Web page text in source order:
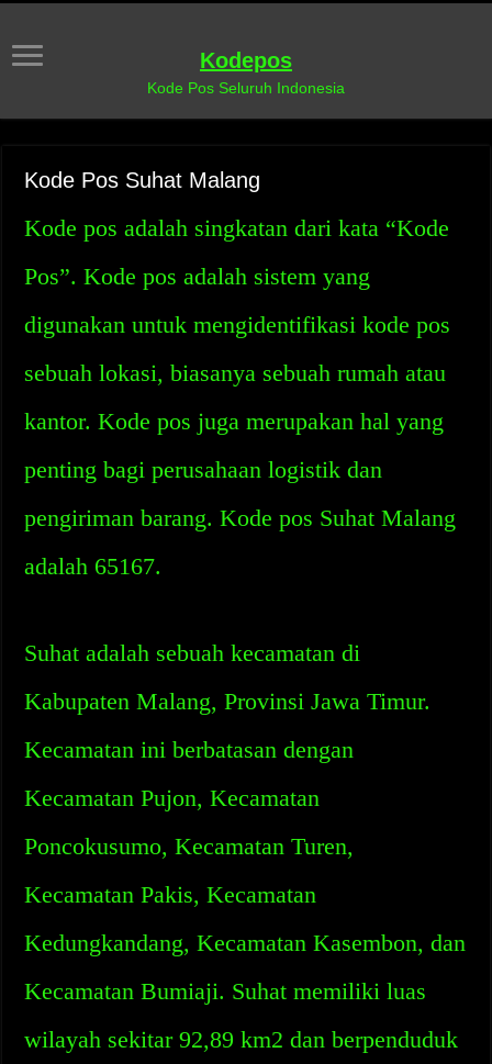
Kodepos
Kode Pos Seluruh Indonesia
Kode Pos Suhat Malang
Kode pos adalah singkatan dari kata “Kode
Pos”. Kode pos adalah sistem yang
digunakan untuk mengidentifikasi kode pos
sebuah lokasi, biasanya sebuah rumah atau
kantor. Kode pos juga merupakan hal yang
penting bagi perusahaan logistik dan
pengiriman barang. Kode pos Suhat Malang
adalah 65167.
Suhat adalah sebuah kecamatan di
Kabupaten Malang, Provinsi Jawa Timur.
Kecamatan ini berbatasan dengan
Kecamatan Pujon, Kecamatan
Poncokusumo, Kecamatan Turen,
Kecamatan Pakis, Kecamatan
Kedungkandang, Kecamatan Kasembon, dan
Kecamatan Bumiaji. Suhat memiliki luas
wilayah sekitar 92,89 km2 dan berpenduduk